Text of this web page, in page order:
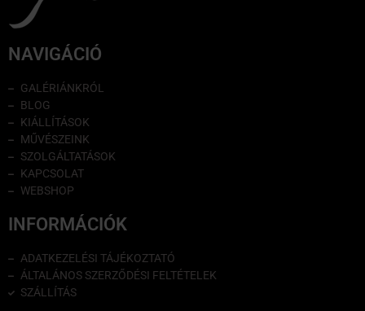
NAVIGÁCIÓ
GALÉRIÁNKRÓL
BLOG
KIÁLLÍTÁSOK
MŰVÉSZEINK
SZOLGÁLTATÁSOK
KAPCSOLAT
WEBSHOP
INFORMÁCIÓK
ADATKEZELÉSI TÁJÉKOZTATÓ
ÁLTALÁNOS SZERZŐDÉSI FELTÉTELEK
SZÁLLÍTÁS